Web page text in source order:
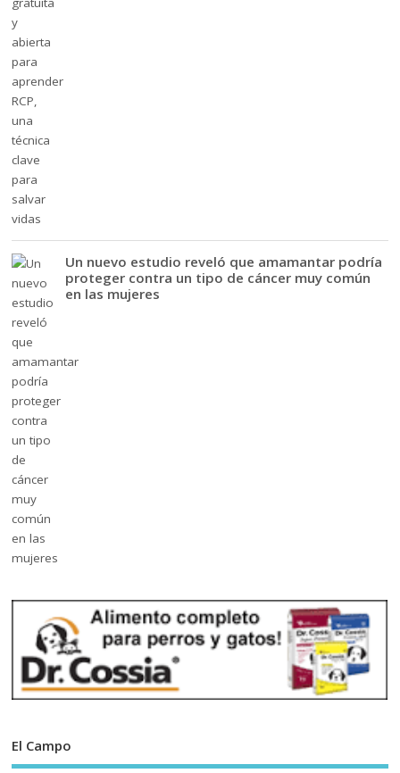
Un nuevo estudio reveló que amamantar podría
proteger contra un tipo de cáncer muy común
en las mujeres
El Campo